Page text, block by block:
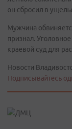
он сбросил в
Мужчина
признал.
краевой суд для
Новости
Подписывайтесь